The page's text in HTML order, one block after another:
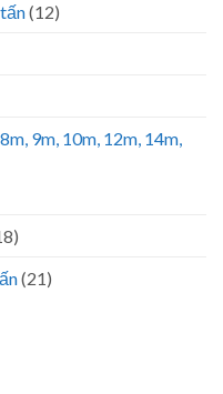
(12)
9m, 10m, 12m, 14m,
(21)